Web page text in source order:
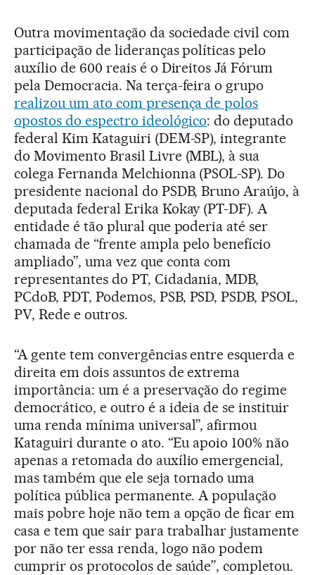
Outra movimentação da sociedade civil com
participação de lideranças políticas pelo
auxílio de 600 reais é o Direitos Já Fórum
pela Democracia. Na terça-feira o grupo
realizou um ato com presença de polos
opostos do espectro ideológico: do deputado
federal Kim Kataguiri (DEM-SP), integrante
do Movimento Brasil Livre (MBL), à sua
colega Fernanda Melchionna (PSOL-SP). Do
presidente nacional do PSDB, Bruno Araújo, à
deputada federal Erika Kokay (PT-DF). A
entidade é tão plural que poderia até ser
chamada de “frente ampla pelo benefício
ampliado”, uma vez que conta com
representantes do PT, Cidadania, MDB,
PCdoB, PDT, Podemos, PSB, PSD, PSDB, PSOL,
PV, Rede e outros.
“A gente tem convergências entre esquerda e
direita em dois assuntos de extrema
importância: um é a preservação do regime
democrático, e outro é a ideia de se instituir
uma renda mínima universal”, afirmou
Kataguiri durante o ato. “Eu apoio 100% não
apenas a retomada do auxílio emergencial,
mas também que ele seja tornado uma
política pública permanente. A população
mais pobre hoje não tem a opção de ficar em
casa e tem que sair para trabalhar justamente
por não ter essa renda, logo não podem
cumprir os protocolos de saúde”, completou.